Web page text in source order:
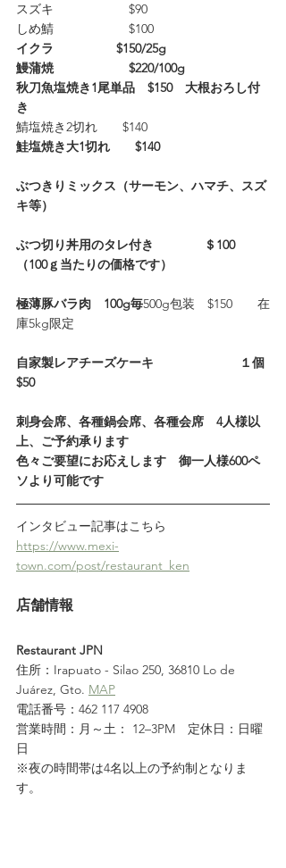
スズキ　　　　　　$90
しめ鯖　　　　　　$100
イクラ　　　　　$150/25g
鰻蒲焼　　　　　　$220/100g
秋刀魚塩焼き1尾単品　$150　大根おろし付
き
鯖塩焼き2切れ　　$140
鮭塩焼き大1切れ　　$140
ぶつきりミックス（サーモン、ハマチ、スズ
キ等）
ぶつ切り丼用のタレ付き　　　　＄100
（100ｇ当たりの価格です）
極薄豚バラ肉　100g毎500g包装　$150　　在
庫5kg限定
自家製レアチーズケーキ                        １個
$50
刺身会席、各種鍋会席、各種会席　4人様以
上、ご予約承ります
色々ご要望にお応えします　御一人様600ペ
ソより可能です
インタビュー記事はこちら
https://www.mexi-
town.com/post/restaurant_ken
店舗情報
Restaurant JPN
住所：Irapuato - Silao 250, 36810 Lo de
Juárez, Gto. MAP
電話番号：462 117 4908
営業時間：月～土： 12–3PM　定休日：日曜
日
※夜の時間帯は4名以上の予約制となりま
す。